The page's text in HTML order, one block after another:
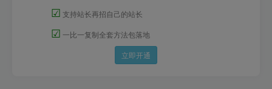
☑ 支持站长再招自己的站长
☑ 一比一复制全套方法包落地
立即开通